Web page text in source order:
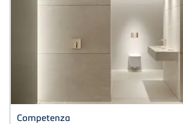
Competenza